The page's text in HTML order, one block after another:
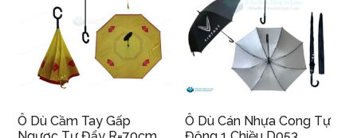
Ô Dù Cầm Tay Gấp
Ô Dù Cán Nhựa Cong Tự